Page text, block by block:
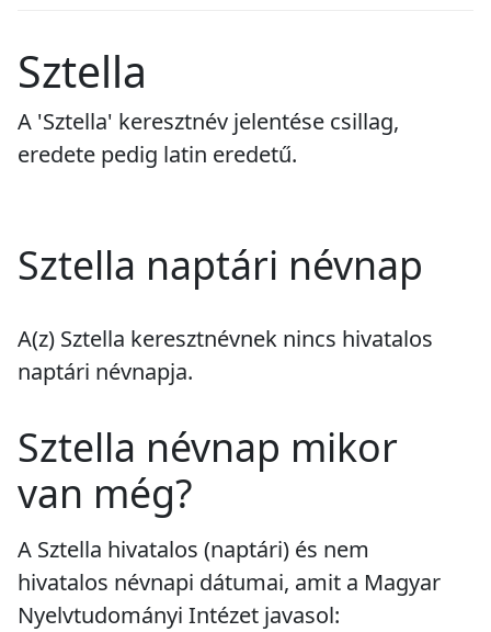
Sztella
A 'Sztella' keresztnév jelentése csillag,
eredete pedig latin eredetű.
Sztella naptári névnap
A(z) Sztella keresztnévnek nincs hivatalos
naptári névnapja.
Sztella névnap mikor
van még?
A Sztella hivatalos (naptári) és nem
hivatalos névnapi dátumai, amit a Magyar
Nyelvtudományi Intézet javasol: